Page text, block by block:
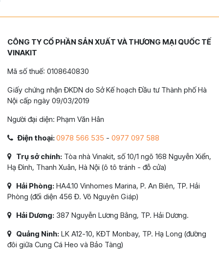
CÔNG TY CỔ PHẦN SẢN XUẤT VÀ THƯƠNG MẠI QUỐC TẾ
VINAKIT
Mã số thuế: 0108640830
Giấy chứng nhận ĐKDN do Sở Kế hoạch Đầu tư Thành phố Hà
Nội cấp ngày 09/03/2019
Người đại diện: Phạm Văn Hân
Điện thoại:0978 566 535 - 0977 097 588
Trụ sở chính: Tòa nhà Vinakit, số 10/1 ngõ 168 Nguyễn Xiển,
Hạ Đình, Thanh Xuân, Hà Nội (ô tô tránh - đỗ cửa)
Hải Phòng: HA4.10 Vinhomes Marina, P. An Biên, TP. Hải
Phòng (đối diện 456 Đ. Võ Nguyên Giáp)
Hải Dương: 387 Nguyễn Lương Bằng, TP. Hải Dương.
Quảng Ninh: LK A12-10, KĐT Monbay, TP. Hạ Long (đường
đôi giữa Cung Cá Heo và Bảo Tàng)